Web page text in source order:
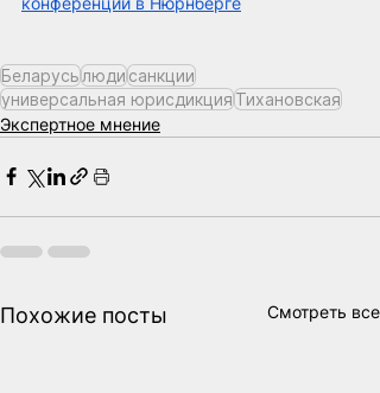
Беларусьлюдисанкции
универсальная юрисдикцияТихановская
Экспертное мнение
Похожие посты Смотреть все